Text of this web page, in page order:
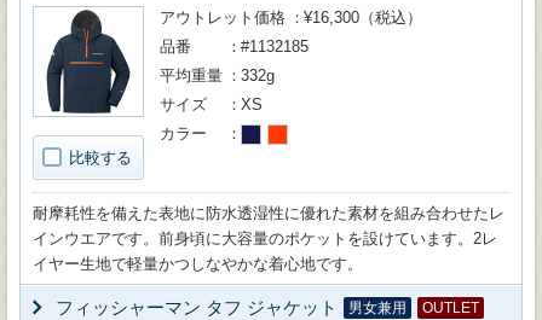
比較する
アウトレット価格
¥16,300（税込）
品番
#1132185
平均重量
332g
サイズ
XS
カラー
耐摩耗性を備えた表地に防水透湿性に優れた素材を組み合わせたレ
インウエアです。前身頃に大容量のポケットを設けています。2レ
イヤー生地で軽量かつしなやかな着心地です。
フィッシャーマン タフ ジャケット 男女兼用 OUTLET